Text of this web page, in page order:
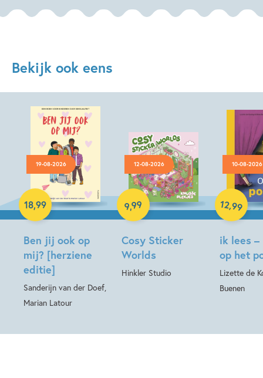
Bekijk ook eens
19-08-2026
Ben jij ook op
mij? [herziene
editie]
Sanderijn van der Doef,
Marian Latour
18,99
Hardcover
12-08-2026
Cosy Sticker
Worlds
Hinkler Studio
9,99
Paperback
10-08-2026
ik lees –
op het
Lizette de
Buenen
12,99
Hardcover